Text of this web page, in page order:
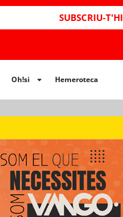
SUBSCRIU-T'HI
Oh!si Hemeroteca
Hemeroteca